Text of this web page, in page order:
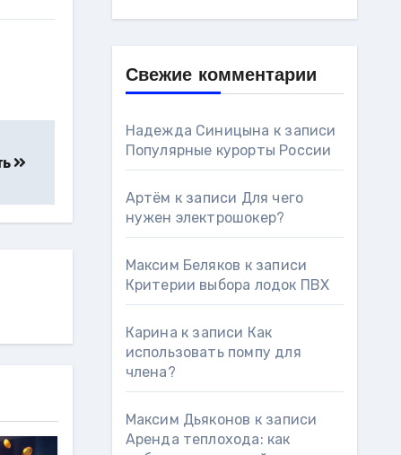
Свежие комментарии
Надежда Синицына к записи
Популярные курорты России
Артём к записи Для чего
нужен электрошокер?
Максим Беляков к записи
Критерии выбора лодок ПВХ
Карина к записи Как
использовать помпу для
члена?
Максим Дьяконов к записи
Аренда теплохода: как